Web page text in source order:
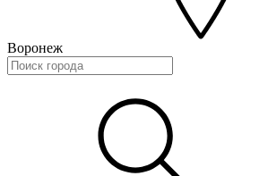
Воронеж